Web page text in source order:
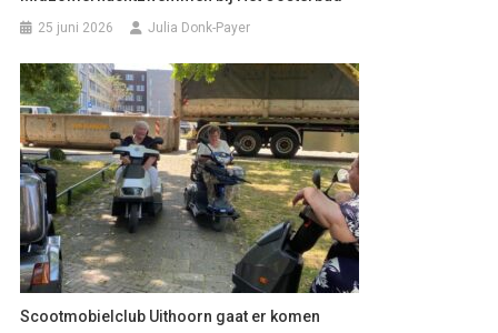
25 juni 2026 Julia Donk-Payer
Scootmobielclub Uithoorn gaat er komen